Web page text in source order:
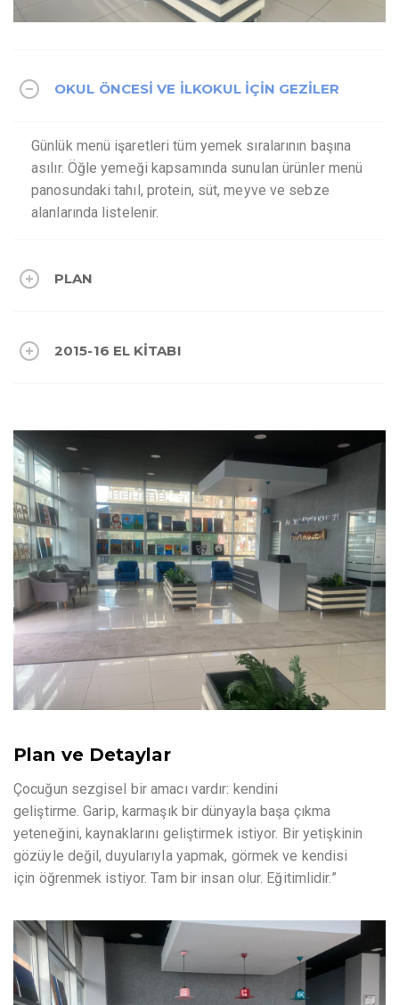
OKUL ÖNCESI VE İLKOKUL IÇIN GEZILER
Günlük menü işaretleri tüm yemek sıralarının başına
asılır. Öğle yemeği kapsamında sunulan ürünler menü
panosundaki tahıl, protein, süt, meyve ve sebze
alanlarında listelenir.
PLAN
2015-16 EL KITABI
Plan ve Detaylar
Çocuğun sezgisel bir amacı vardır: kendini
geliştirme. Garip, karmaşık bir dünyayla başa çıkma
yeteneğini, kaynaklarını geliştirmek istiyor. Bir yetişkinin
gözüyle değil, duyularıyla yapmak, görmek ve kendisi
için öğrenmek istiyor. Tam bir insan olur. Eğitimlidir.”